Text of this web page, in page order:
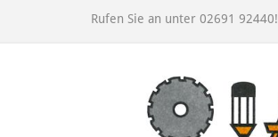
Rufen Sie an unter 02691 92440!